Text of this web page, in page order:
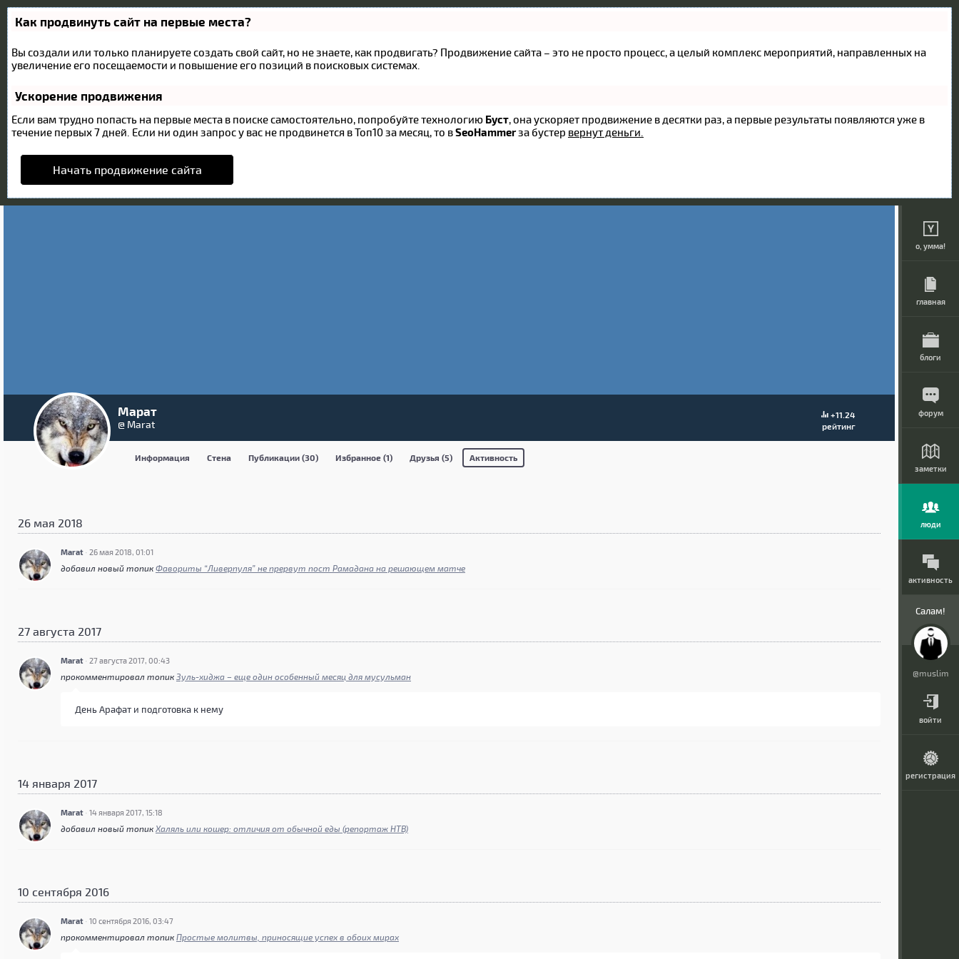
Как продвинуть сайт на первые места?
Вы создали или только планируете создать свой сайт, но не знаете, как продвигать? Продвижение сайта – это не просто процесс, а целый комплекс мероприятий, направленных на
увеличение его посещаемости и повышение его позиций в поисковых системах.
Ускорение продвижения
Если вам трудно попасть на первые места в поиске самостоятельно, попробуйте технологию Буст, она ускоряет продвижение в десятки раз, а первые результаты появляются уже в
течение первых 7 дней. Если ни один запрос у вас не продвинется в Топ10 за месяц, то вSeoHammerза бустер вернут деньги.
Начать продвижение сайта
о, умма!
главная
блоги
форум
заметки
люди
активность
Салам!
@muslim
войти
регистрация
Марат
@ Marat
+11.24
рейтинг
Информация Стена Публикации (30) Избранное (1) Друзья (5) Активность
26 мая 2018
Marat · 26 мая 2018, 01:01
добавил новый топик Фавориты “Ливерпуля” не прервут пост Рамадана на решающем матче
27 августа 2017
Marat · 27 августа 2017, 00:43
прокомментировал топик Зуль-хиджа – еще один особенный месяц для мусульман
День Арафат и подготовка к нему
14 января 2017
Marat · 14 января 2017, 15:18
добавил новый топик Халяль или кошер: отличия от обычной еды (репортаж НТВ)
10 сентября 2016
Marat · 10 сентября 2016, 03:47
прокомментировал топик Простые молитвы, приносящие успех в обоих мирах